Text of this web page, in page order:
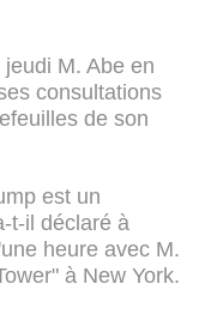
M. Abe en
consultations
de son
est un
t-il déclaré à
heure avec M.
à New York.